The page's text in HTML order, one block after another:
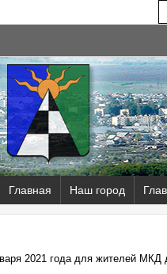
Главная Наш город
2021 года для жителей МКД